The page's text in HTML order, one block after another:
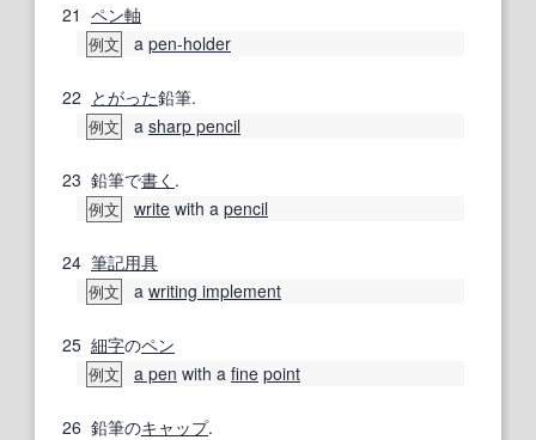
21 ペン軸
例文 a pen-holder
22 とがった鉛筆.
例文 a sharp pencil
23 鉛筆で書く .
例文 write with a pencil
24 筆記用具
例文 a writing implement
25 細字のペン
例文 a pen with a fine point
26 鉛筆のキャップ.